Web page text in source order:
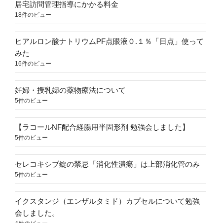
居宅訪問管理指導にかかる料金
18件のビュー
ヒアルロン酸ナトリウムPF点眼液０.１％「日点」使って
みた
16件のビュー
妊婦・授乳婦の薬物療法について
5件のビュー
【ラコールNF配合経腸用半固形剤 勉強会しました】
5件のビュー
セレコキシブ錠の禁忌「消化性潰瘍」は上部消化管のみ
5件のビュー
イクスタンジ（エンザルタミド）カプセルについて勉強
会しました。